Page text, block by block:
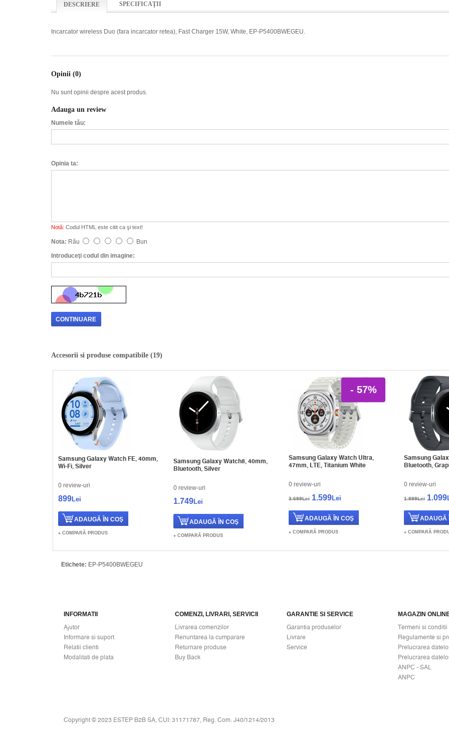
DESCRIERE SPECIFICAŢII
Incarcator wireless Duo (fara incarcator retea), Fast Charger 15W, White, EP-P5400BWEGEU.
Opinii (0)
Nu sunt opinii despre acest produs.
Adauga un review
Numele tău:
Opinia ta:
Notă: Codul HTML este citit ca şi text!
Nota: Rău
Bun
Introduceţi codul din imagine:
CONTINUARE
Accesorii si produse compatibile (19)
Samsung Galaxy Watch FE, 40mm,
Wi-Fi, Silver
0 review-uri
899Lei
COMPARĂ PRODUS
Samsung Galaxy Watch8, 40mm,
Bluetooth, Silver
0 review-uri
1.749Lei
COMPARĂ PRODUS
- 57%
Samsung Galaxy Watch Ultra,
47mm, LTE, Titanium White
0 review-uri
3.699Lei 1.599Lei
COMPARĂ PRODUS
Samsung
Bluetooth,
0 review-uri
1.899Lei 1.099
COMPARĂ
Etichete: EP-P5400BWEGEU
INFORMATII
Ajutor
Informare si suport
Relatii clienti
Modalitati de plata
COMENZI, LIVRARI, SERVICII
Livrarea comenzilor
Renuntarea la cumparare
Returnare produse
Buy Back
GARANTIE SI SERVICE
Garantia produselor
Livrare
Service
MAGAZIN
Termeni si conditii
Regulamente si
Prelucrarea
Prelucrarea
ANPC - SAL
ANPC
Copyright © 2023 ESTEP B2B SA, CUI: 31171787, Reg. Com. J40/1214/2013